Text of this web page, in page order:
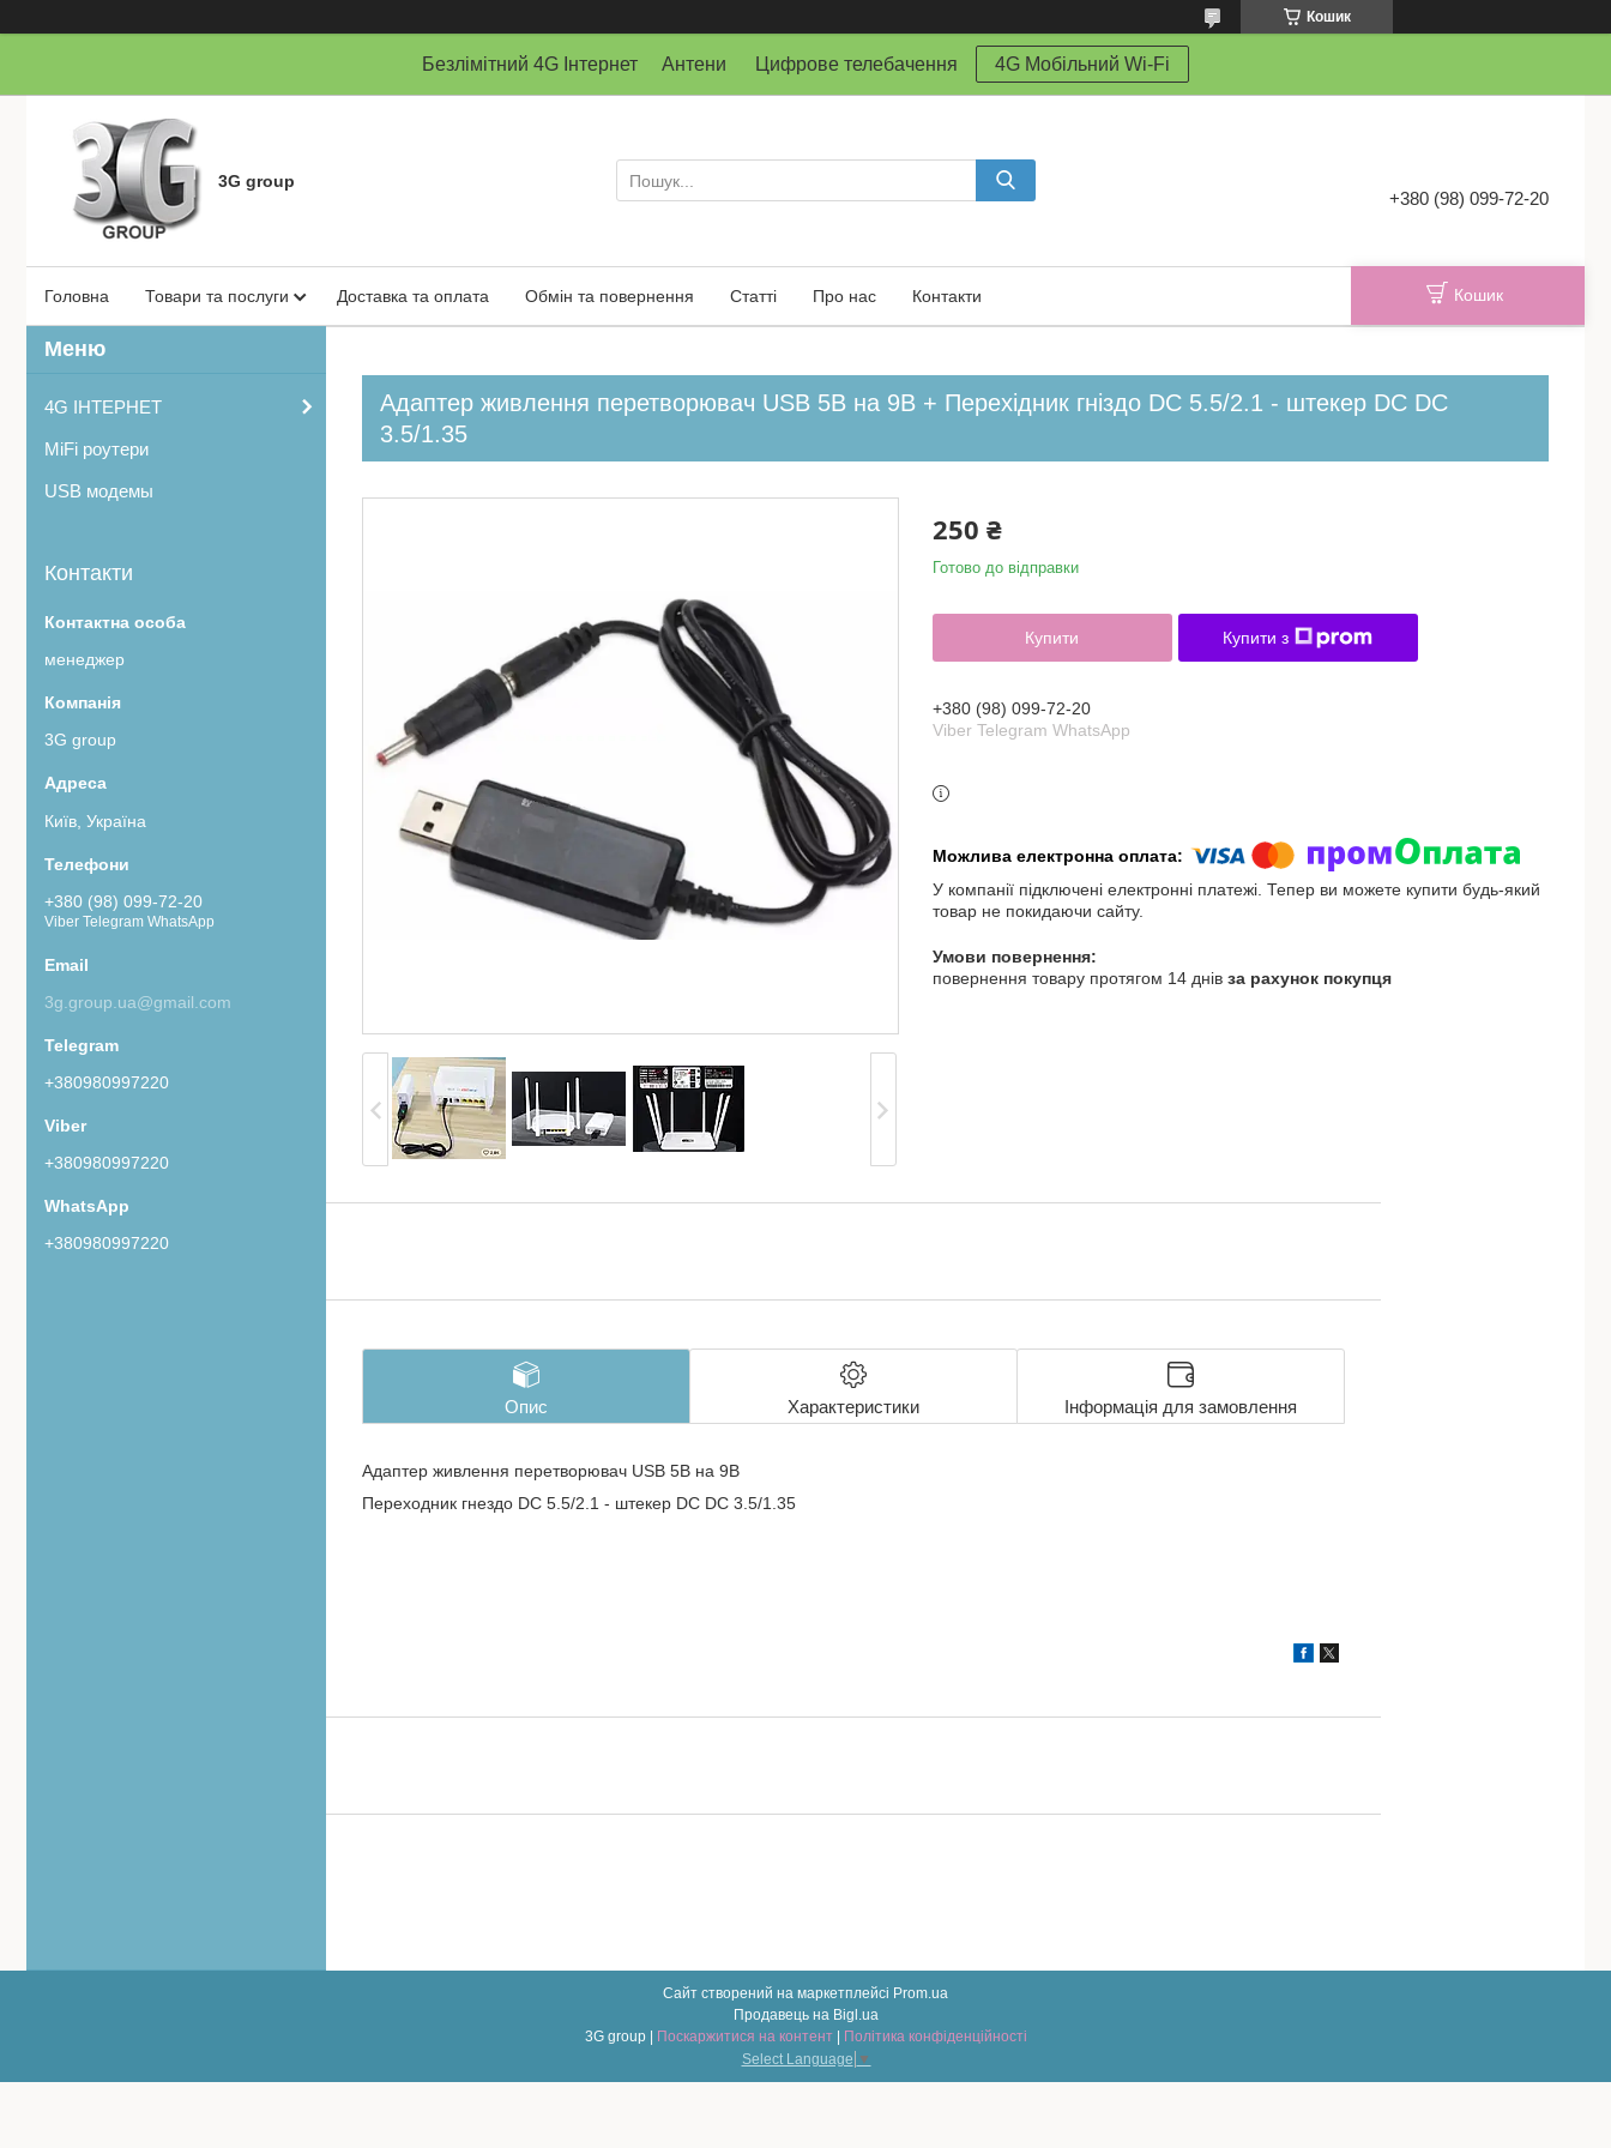
Кошик
Безлімітний 4G Інтернет Антени Цифрове телебачення 4G Мобільний Wi-Fi
3G group
+380 (98) 099-72-20
Головна Товари та послуги Доставка та оплата Обмін та повернення Статті Про нас Контакти Кошик
Адаптер живлення перетворювач USB 5В на 9В + Перехідник гніздо DC 5.5/2.1 - штекер DC DC
3.5/1.35
250 ₴
Готово до відправки
Купити Купити з
+380 (98) 099-72-20
Viber Telegram WhatsApp
У компанії підключені електронні платежі. Тепер ви можете купити будь-який
товар не покидаючи сайту.
повернення товару протягом 14 днів за рахунок покупця
Опис Характеристики Інформація для замовлення
Адаптер живлення перетворювач USB 5В на 9В
Переходник гнездо DC 5.5/2.1 - штекер DC DC 3.5/1.35
4G ІНТЕРНЕТ
MiFi роутери
USB модемы
Контакти
менеджер
3G group
Київ, Україна
+380 (98) 099-72-20
Viber Telegram WhatsApp
3g.group.ua@gmail.com
+380980997220
+380980997220
+380980997220
Сайт створений на маркетплейсі Prom.ua
Продавець на Bigl.ua
Поскаржитися на контент
Політика конфіденційності
Select Language ▼